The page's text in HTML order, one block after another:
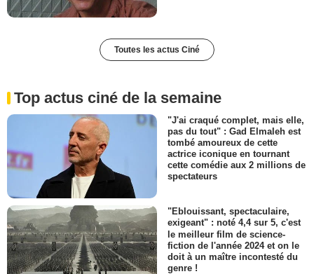
Toutes les actus Ciné
Top actus ciné de la semaine
"J'ai craqué complet, mais elle,
pas du tout" : Gad Elmaleh est
tombé amoureux de cette
actrice iconique en tournant
cette comédie aux 2 millions de
spectateurs
"Eblouissant, spectaculaire,
exigeant" : noté 4,4 sur 5, c'est
le meilleur film de science-
fiction de l'année 2024 et on le
doit à un maître incontesté du
genre !